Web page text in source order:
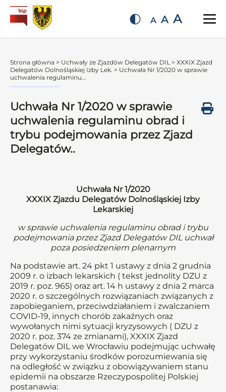
A A A
Strona główna > Uchwały ze Zjazdów Delegatów DIL > XXXIX Zjazd
Delegatów Dolnośląskiej Izby Lek. > Uchwała Nr 1/2020 w sprawie
uchwalenia regulaminu...
Uchwała Nr 1/2020 w sprawie
uchwalenia regulaminu obrad i
trybu podejmowania przez Zjazd
Delegatów..
Uchwała Nr 1/2020
XXXIX Zjazdu Delegatów Dolnośląskiej Izby
Lekarskiej
w sprawie uchwalenia regulaminu obrad i trybu
podejmowania przez Zjazd Delegatów DIL uchwał
poza posiedzeniem plenarnym
Na podstawie art. 24 pkt 1 ustawy z dnia 2 grudnia
2009 r. o izbach lekarskich ( tekst jednolity DZU z
2019 r. poz. 965) oraz art. 14 h ustawy z dnia 2 marca
2020 r. o szczególnych rozwiązaniach związanych z
zapobieganiem, przeciwdziałaniem i zwalczaniem
COVID-19, innych chorób zakaźnych oraz
wywołanych nimi sytuacji kryzysowych ( DZU z
2020 r. poz. 374 ze zmianami), XXXIX Zjazd
Delegatów DIL we Wrocławiu podejmując uchwałę
przy wykorzystaniu środków porozumiewania się
na odległość w związku z obowiązywaniem stanu
epidemii na obszarze Rzeczypospolitej Polskiej
postanawia: